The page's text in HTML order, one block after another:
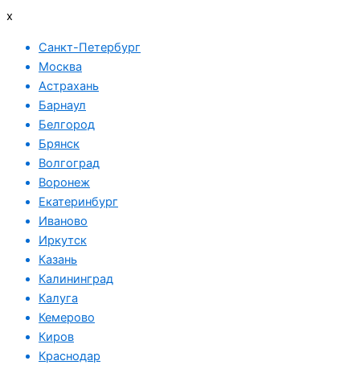
x
Санкт-Петербург
Москва
Астрахань
Барнаул
Белгород
Брянск
Волгоград
Воронеж
Екатеринбург
Иваново
Иркутск
Казань
Калининград
Калуга
Кемерово
Киров
Краснодар